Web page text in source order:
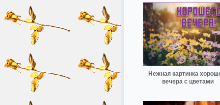
Нежная картинка
вечера с цветами